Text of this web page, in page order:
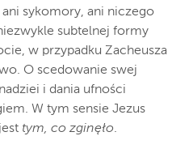
sykomory, ani niczego
subtelnej formy
w przypadku Zacheusza
O scedowanie swej
i dania ufności
W tym sensie Jezus
tym, co zginęło.